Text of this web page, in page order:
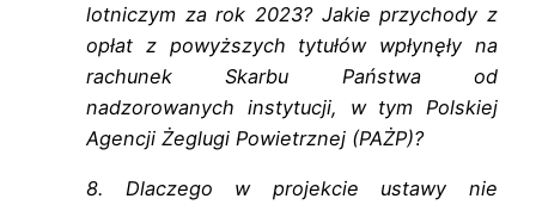
lotniczym za rok 2023? Jakie przychody z
opłat z powyższych tytułów wpłynęły na
rachunek Skarbu Państwa od
nadzorowanych instytucji, w tym Polskiej
Agencji Żeglugi Powietrznej (PAŻP)?
8. Dlaczego w projekcie ustawy nie